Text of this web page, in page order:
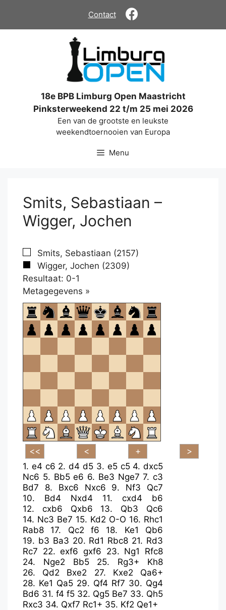
de
Contact
18e BPB Limburg Open Maastricht
Pinksterweekend 22 t/m 25 mei 2026
Een van de grootste en leukste
weekendtoernooien van Europa
Menu
Smits, Sebastiaan –
Wigger, Jochen
Smits, Sebastiaan (2157)
Wigger, Jochen (2309)
Resultaat: 0-1
Metagegevens »
om
te
openen.
1. e4 c6 2.d4 d5 3. e5 c5 4.dxc5
Nc6 5. Bb5 e6 6. Be3 Nge7 7. c3
Bd7
8. Bxc6 Nxc6 9. Nf3
Qc7
10. Bd4 Nxd4 11. cxd4
b6
12. cxb6 Qxb6 13. Qb3
Qc6
14. Nc3 Be7 15. Kd2 O-O 16. Rhc1
Rab8
17. Qc2 f6 18. Ke1
Qb6
19. b3 Ba3 20. Rd1 Rbc8 21. Rd3
Rc7 22.exf6 gxf6 23. Ng1
Rfc8
24. Nge2 Bb5 25. Rg3+
Kh8
26. Qd2 Bxe2 27. Kxe2
Qa6+
28. Ke1 Qa5 29. Qf4 Rf7 30. Qg4
Bd6 31. f4 f5 32. Qg5 Be7 33. Qh5
Rxc3 34. Qxf7 Rc1+ 35. Kf2 Qe1+